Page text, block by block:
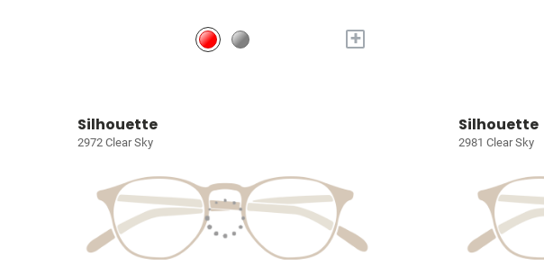
+
Silhouette
2972 Clear Sky
Silhouette
2981 Clear Sky